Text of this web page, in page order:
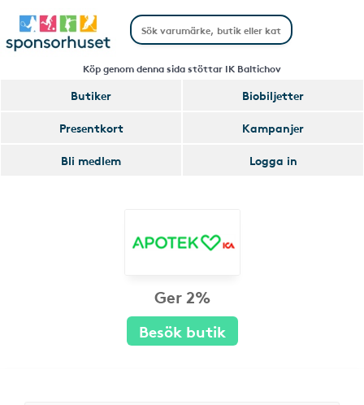
Köp genom denna sida stöttar IK Baltichov
Butiker
Biobiljetter
Presentkort
Kampanjer
Bli medlem
Logga in
Ger 2%
Besök butik